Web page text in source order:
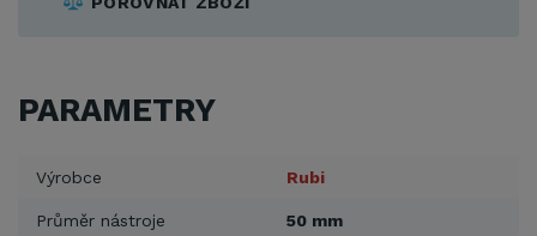
PARAMETRY
Výrobce Rubi
Průměr nástroje 50 mm